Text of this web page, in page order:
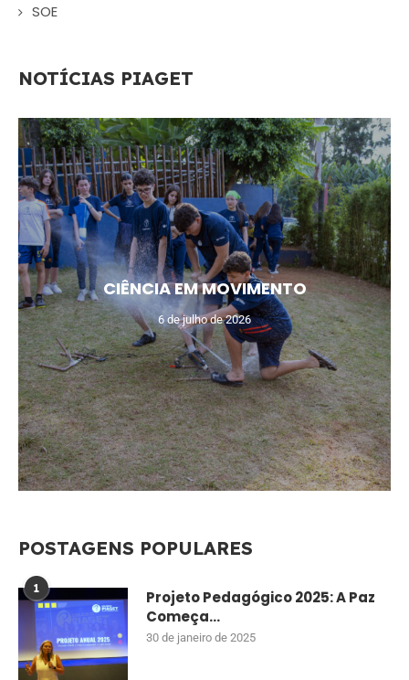
SOE
NOTÍCIAS PIAGET
CIÊNCIA EM MOVIMENTO
6 de julho de 2026
POSTAGENS POPULARES
1
Projeto Pedagógico 2025: A Paz
Começa...
30 de janeiro de 2025